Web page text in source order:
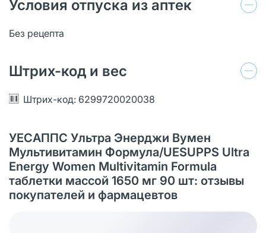
Условия отпуска из аптек
Без рецепта
Штрих-код и вес
Штрих-код: 6299720020038
УЕСАППС Ультра Энерджи Вумен
Мультивитамин Формула/UESUPPS Ultra
Energy Women Multivitamin Formula
таблетки массой 1650 мг 90 шт: отзывы
покупателей и фармацевтов